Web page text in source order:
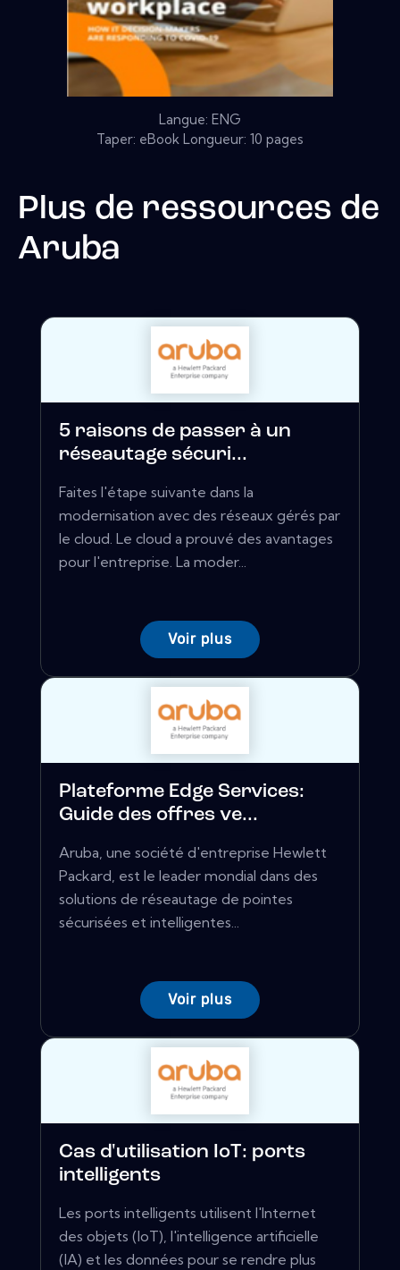
Langue: ENG
Taper: eBook Longueur: 10 pages
Plus de ressources de
Aruba
5 raisons de passer à un
réseautage sécuri...
Faites l'étape suivante dans la
modernisation avec des réseaux gérés par
le cloud. Le cloud a prouvé des avantages
pour l'entreprise. La moder...
Voir plus
Plateforme Edge Services:
Guide des offres ve...
Aruba, une société d'entreprise Hewlett
Packard, est le leader mondial dans des
solutions de réseautage de pointes
sécurisées et intelligentes...
Voir plus
Cas d'utilisation IoT: ports
intelligents
Les ports intelligents utilisent l'Internet
des objets (IoT), l'intelligence artificielle
(IA) et les données pour se rendre plus